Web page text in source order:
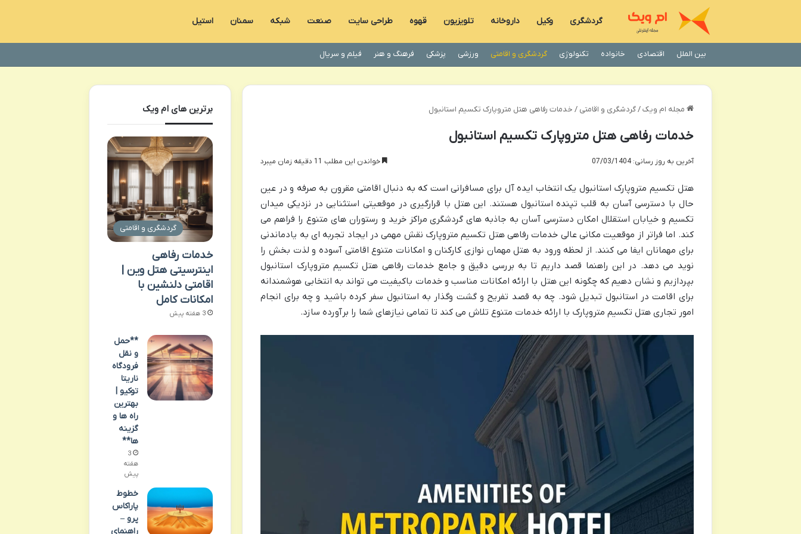
گردشگری وکیل داروخانه تلویزیون قهوه طراحی سایت صنعت شبکه سمنان استیل
بین الملل اقتصادی خانواده تکنولوژی گردشگری و اقامتی ورزشی پزشکی فرهنگ و هنر فیلم و سریال
مجله ام ویک / گردشگری و اقامتی / خدمات رفاهی هتل متروپارک تکسیم استانبول
خدمات رفاهی هتل متروپارک تکسیم استانبول
آخرین به روز رسانی: 07/03/1404 خواندن این مطلب 11 دقیقه زمان میبرد
هتل تکسیم متروپارک استانبول یک انتخاب ایده آل برای مسافرانی است که به دنبال اقامتی مقرون به صرفه و در عین
حال با دسترسی آسان به قلب تپنده استانبول هستند. این هتل با قرارگیری در موقعیتی استثنایی در نزدیکی میدان
تکسیم و خیابان استقلال امکان دسترسی آسان به جاذبه های گردشگری مراکز خرید و رستوران های متنوع را فراهم می
کند. اما فراتر از موقعیت مکانی عالی خدمات رفاهی هتل تکسیم متروپارک نقش مهمی در ایجاد تجربه ای به یادماندنی
برای مهمانان ایفا می کنند. از لحظه ورود به هتل مهمان نوازی کارکنان و امکانات متنوع اقامتی آسوده و لذت بخش را
نوید می دهد. در این راهنما قصد داریم تا به بررسی دقیق و جامع خدمات رفاهی هتل تکسیم متروپارک استانبول
بپردازیم و نشان دهیم که چگونه این هتل با ارائه امکانات مناسب و خدمات باکیفیت می تواند به انتخابی هوشمندانه
برای اقامت در استانبول تبدیل شود. چه به قصد تفریح و گشت وگذار به استانبول سفر کرده باشید و چه برای انجام
امور تجاری هتل تکسیم متروپارک با ارائه خدمات متنوع تلاش می کند تا تمامی نیازهای شما را برآورده سازد.
برترین های ام ویک
گردشگری و اقامتی
خدمات رفاهی
اینترسیتی هتل وین |
اقامتی دلنشین با
امکانات کامل
3 هفته پیش
**حمل
و نقل
فرودگاه
ناریتا
توکیو |
بهترین
راه ها و
گزینه
ها**
3
هفته
پیش
خطوط
پاراکاس
پرو –
راهنمای